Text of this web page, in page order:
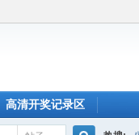
高清开奖记录区